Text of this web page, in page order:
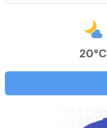
20°C